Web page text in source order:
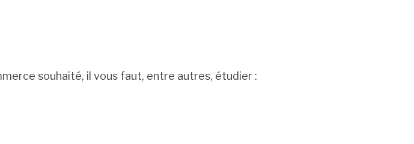
souhaité, il vous faut, entre autres, étudier :